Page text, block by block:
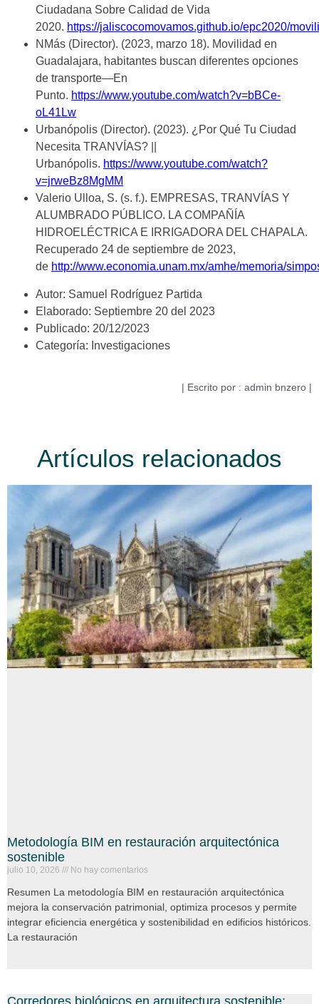
Ciudadana Sobre Calidad de Vida
2020. https://jaliscocomovamos.github.io/epc2020/
NMás (Director). (2023, marzo 18). Movilidad en
Guadalajara, habitantes buscan diferentes opciones
de transporte—En
Punto. https://www.youtube.com/watch?v=bBCe-
oL41Lw
Urbanópolis (Director). (2023). ¿Por Qué Tu Ciudad
Necesita TRANVÍAS? ||
Urbanópolis. https://www.youtube.com/watch?
v=jrweBz8MgMM
Valerio Ulloa, S. (s. f.). EMPRESAS, TRANVÍAS Y
ALUMBRADO PÚBLICO. LA COMPAÑÍA
HIDROELÉCTRICA E IRRIGADORA DEL CHAPALA.
Recuperado 24 de septiembre de 2023,
de http://www.economia.unam.mx/amhe/memoria/
Autor: Samuel Rodríguez Partida
Elaborado: Septiembre 20 del 2023
Publicado: 20/12/2023
Categoría: Investigaciones
| Escrito por : admin bnzero |
Artículos relacionados
Metodología BIM en restauración arquitectónica
sostenible
julio 10, 2026 No hay comentarios
Resumen La metodología BIM en restauración arquitectónica
mejora la conservación patrimonial, optimiza procesos y permite
integrar eficiencia energética y sostenibilidad en edificios históricos.
La restauración
Corredores biológicos en arquitectura sostenible: